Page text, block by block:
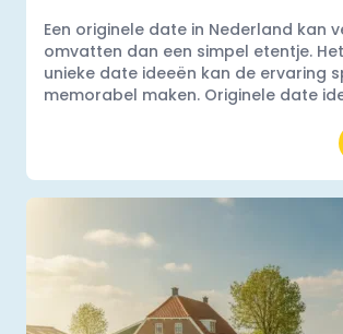
Een originele date in Nederland kan
omvatten dan een simpel etentje.
unieke date ideeën kan de ervaring
memorabel maken. Originele date